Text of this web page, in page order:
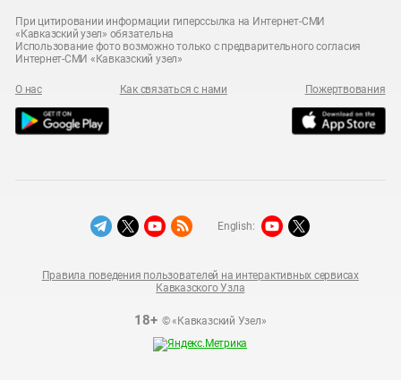
При цитировании информации гиперссылка на Интернет-СМИ
«Кавказский узел» обязательна
Использование фото возможно только с предварительного согласия
Интернет-СМИ «Кавказский узел»
О нас Как связаться с нами Пожертвования
18+© «Кавказский Узел»
Правила поведения пользователей на интерактивных сервисах
Кавказского Узла
English: